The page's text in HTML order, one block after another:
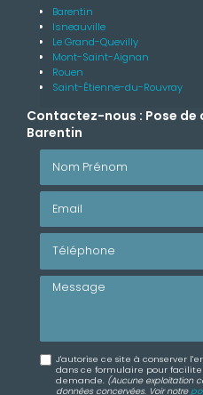
Barentin
Isneauville
Le Grand-Quevilly
Mont-Saint-Aignan
Rouen
Saint-Étienne-du-Rouvray
Contactez-nous : Pose
Barentin
Nom Prénom
Message
J'autorise ce site à conserver
dans ce formulaire pour
demande. (Aucune exploitation
données concervées. Voir notre